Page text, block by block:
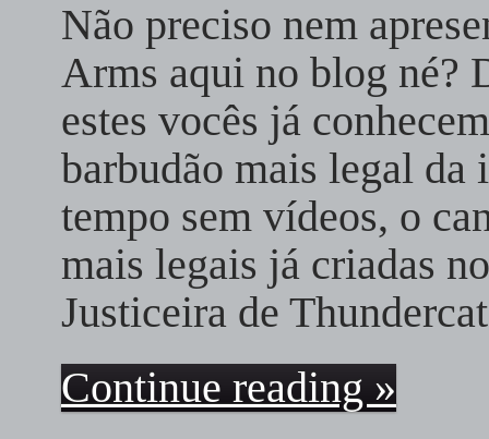
Não preciso nem
Arms aqui no blog né?
estes vocês já
barbudão mais legal da
tempo sem vídeos, o
mais legais já criadas
Justiceira de
Continue reading »